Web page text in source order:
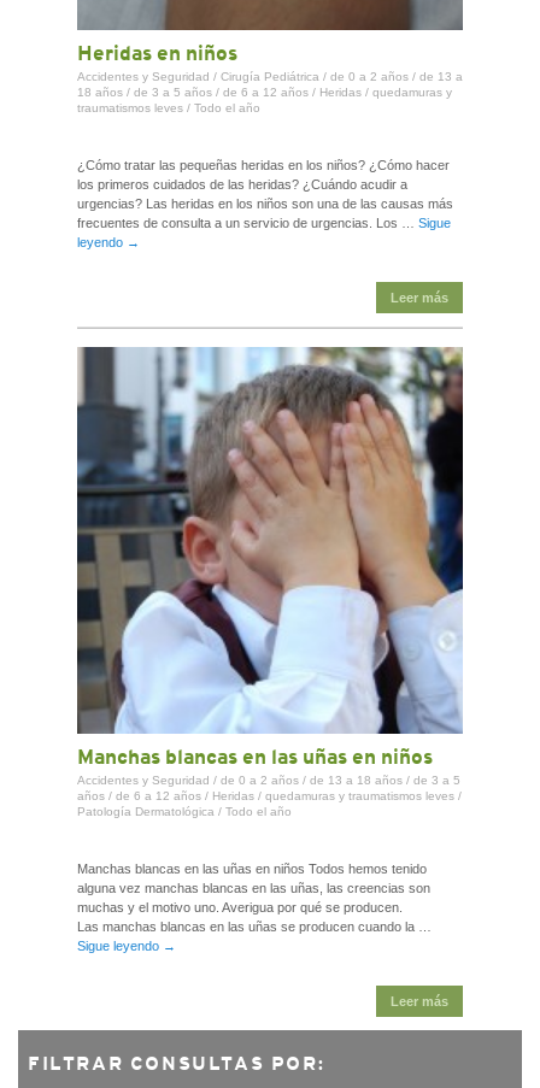
Heridas en niños
Accidentes y Seguridad / Cirugía Pediátrica / de 0 a 2 años / de 13 a
18 años / de 3 a 5 años / de 6 a 12 años / Heridas / quedamuras y
traumatismos leves / Todo el año
¿Cómo tratar las pequeñas heridas en los niños? ¿Cómo hacer
los primeros cuidados de las heridas? ¿Cuándo acudir a
urgencias? Las heridas en los niños son una de las causas más
frecuentes de consulta a un servicio de urgencias. Los … Sigue
leyendo →
Leer más
Manchas blancas en las uñas en niños
Accidentes y Seguridad / de 0 a 2 años / de 13 a 18 años / de 3 a 5
años / de 6 a 12 años / Heridas / quedamuras y traumatismos leves /
Patología Dermatológica / Todo el año
Manchas blancas en las uñas en niños Todos hemos tenido
alguna vez manchas blancas en las uñas, las creencias son
muchas y el motivo uno. Averigua por qué se producen.
Las manchas blancas en las uñas se producen cuando la …
Sigue leyendo →
Leer más
FILTRAR CONSULTAS POR: